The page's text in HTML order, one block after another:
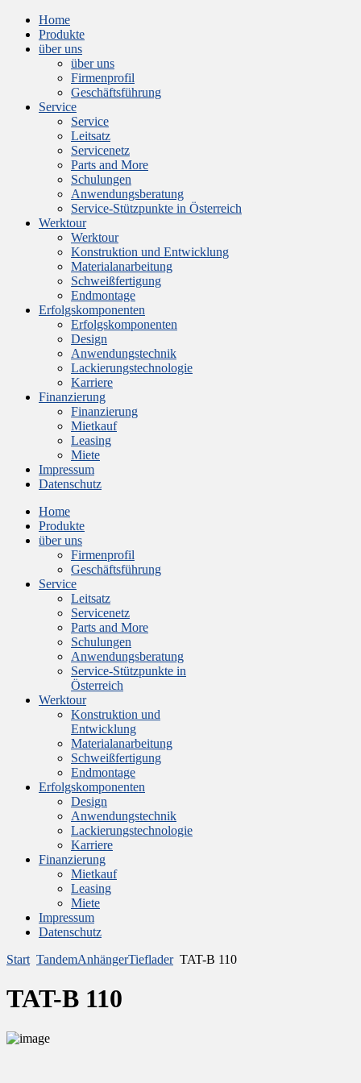
Home
Produkte
über uns
über uns
Firmenprofil
Geschäftsführung
Service
Service
Leitsatz
Servicenetz
Parts and More
Schulungen
Anwendungsberatung
Service-Stützpunkte in Österreich
Werktour
Werktour
Konstruktion und Entwicklung
Materialanarbeitung
Schweißfertigung
Endmontage
Erfolgskomponenten
Erfolgskomponenten
Design
Anwendungstechnik
Lackierungstechnologie
Karriere
Finanzierung
Finanzierung
Mietkauf
Leasing
Miete
Impressum
Datenschutz
Home
Produkte
über uns
Firmenprofil
Geschäftsführung
Service
Leitsatz
Servicenetz
Parts and More
Schulungen
Anwendungsberatung
Service-Stützpunkte in
Österreich
Werktour
Konstruktion und
Entwicklung
Materialanarbeitung
Schweißfertigung
Endmontage
Erfolgskomponenten
Design
Anwendungstechnik
Lackierungstechnologie
Karriere
Finanzierung
Mietkauf
Leasing
Miete
Impressum
Datenschutz
Start TandemAnhängerTieflader TAT-B 110
TAT-B 110